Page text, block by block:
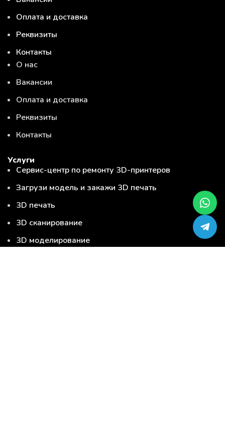
Оплата и доставка
Реквизиты
Контакты
О нас
Вакансии
Оплата и доставка
Реквизиты
Контакты
Услуги
Сервис-центр по ремонту 3D-принтеров
Загрузи модель и закажи 3D печать
3D печать
3D сканирование
3D моделирование